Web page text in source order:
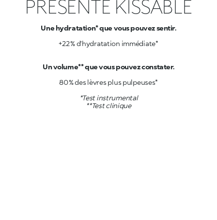
PRÉSENTE KISSABLE
Une hydratation* que vous pouvez sentir.
+22 % d’hydratation immédiate*
80 % des lèvres plus pulpeuses*
*Test instrumental
**Test clinique